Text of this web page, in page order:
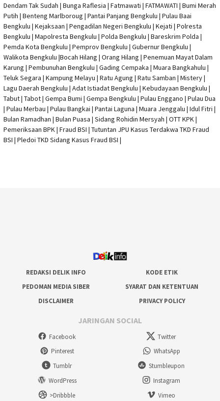
Dendam Tak Sudah | Bunga Raflesia | Fatmawati | FATMAWATI | Bumi Merah
Putih | Benteng Marlboroug | Pantai Panjang Bengkulu | Pulau Baai
Bengkulu | Kejaksaan | Pengadilan Negeri Bengkulu | Kejati | Polresta
Bengkulu | Mapolresta Bengkulu | Polda Bengkulu | Bareskrim Polda |
Pemda Kota Bengkulu | Pemprov Bengkulu | Gubernur Bengkulu |
Walikota Bengkulu |Bocah Hilang | Orang Hilang | Penemuan Mayat Dalam
Karung | Pembunuhan Bengkulu | Gading Cempaka | Muara Bangkahulu |
Teluk Segara | Kampung Melayu | Ratu Agung | Ratu Samban | Mistery |
Lagu Daerah Bengkulu | Adat Istiadat Bengkulu | Kebudayaan Bengkulu |
Tabut | Tabot | Gempa Bumi | Gempa Bengkulu | Pulau Enggano | Pulau Dua
| Pulau Merbau | Pulau Bangkai | Pantai Laguna | Muara Jenggalu | Idul Fitri |
Bulan Ramadhan | Bulan Puasa | Sidang Rohidin Mersyah | OTT KPK |
Pemeriksaan BPK | Fraud BSI | Tutuntan JPU Kasus Terdakwa TKD Fraud
BSI | Pledoi TKD Sidang Kasus Fraud BSI |
REDAKSI DELIK INFO
KODE ETIK
PEDOMAN MEDIA SIBER
SYARAT DAN KETENTUAN
DISCLAIMER
PRIVACY POLICY
JARINGAN SOCIAL
Facebook
Twitter
Pinterest
WhatsApp
Tumblr
Stumbleupon
WordPress
Instagram
>Dribbble
Vimeo